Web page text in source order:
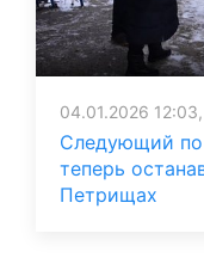
04.01.2026
Следующий
теперь
Петрищах